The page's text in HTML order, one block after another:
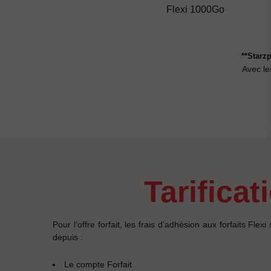
Flexi 1000Go
Avec
Pour l’offre forfait, les frais d’adhésion aux forfaits
depuis :
Le compte Forfait